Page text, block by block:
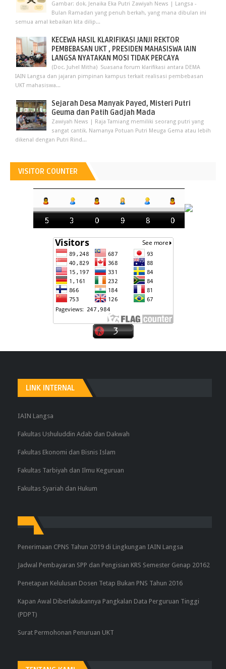
Gambar: dok. Jenaika Eka Putri Zawiyah News | Langsa -
Bulan Ramadan yang penuh berkah, yang mana dibulan ini
semua amal kebaikan kita dilip...
KECEWA HASIL KLARIFIKASI JANJI REKTOR
PEMBEBASAN UKT , PRESIDEN MAHASISWA IAIN
LANGSA NYATAKAN MOSI TIDAK PERCAYA
(Doc. Juhel Mitha) Suasana forum klarifikasi antara DEMA
IAIN Langsa dan jajaran pimpinan kampus terkait realisasi pembebasan
UKT mahasiswa...
Sejarah Desa Manyak Payed, Misteri Putri
Geuma dan Patih Gadjah Mada
Zawiyah News | Raja Tamiang memiliki seorang putri yang
sangat cantik. Namanya Potuan Putri Meuga Gema atau lebih
dikenal dengan Putri Rind...
VISITOR COUNTER
LINK INTERNAL
IAIN Langsa
Fakultas Ushuluddin Adab dan Dakwah
Fakultas Ekonomi dan Bisnis Islam
Fakultas Tarbiyah dan Ilmu Keguruan
Fakultas Syariah dan Hukum
Penerimaan CPNS Tahun 2019 di Lingkungan IAIN Langsa
Jadwal Pembayaran SPP dan Pengisian KRS Semester Genap 20162
Penetapan Kelulusan Dosen Tetap Bukan PNS Tahun 2016
Kapan Awal Diberlakukannya Pangkalan Data Perguruan Tinggi
(PDPT)
Surat Permohonan Penuruan UKT